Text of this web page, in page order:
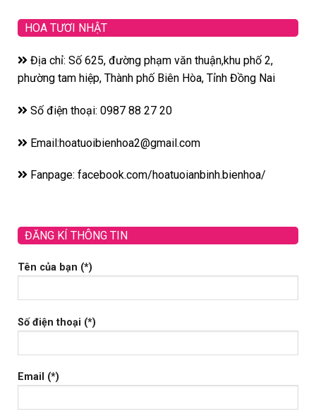
HOA TƯƠI NHẬT
Địa chỉ: Số 625, đường phạm văn thuận,khu phố 2,
phường tam hiệp, Thành phố Biên Hòa, Tỉnh Đồng Nai
Số điện thoại: 0987 88 27 20
Email:hoatuoibienhoa2@gmail.com
Fanpage: facebook.com/hoatuoianbinh.bienhoa/
ĐĂNG KÍ THÔNG TIN
Tên của bạn (*)
Số điện thoại (*)
Email (*)